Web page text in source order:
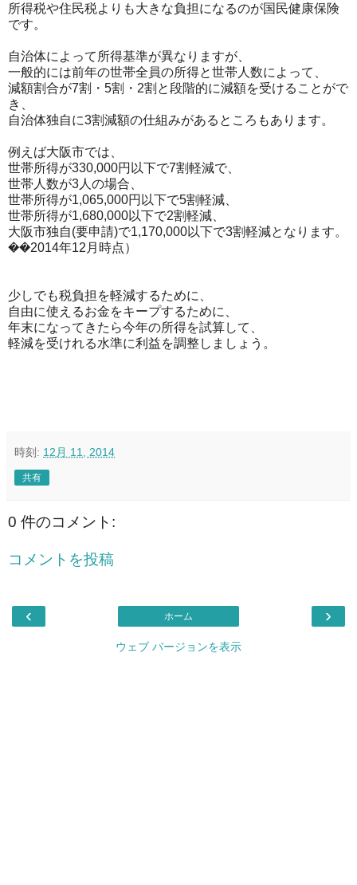
所得税や住民税よりも大きな負担になるのが国民健康保険
です。
自治体によって所得基準が異なりますが、
一般的には前年の世帯全員の所得と世帯人数によって、
減額割合が7割・5割・2割と段階的に減額を受けることがで
き、
自治体独自に3割減額の仕組みがあるところもあります。
例えば大阪市では、
世帯所得が330,000円以下で7割軽減で、
世帯人数が3人の場合、
世帯所得が1,065,000円以下で5割軽減、
世帯所得が1,680,000以下で2割軽減、
大阪市独自(要申請)で1,170,000以下で3割軽減となります。
��2014年12月時点）
少しでも税負担を軽減するために、
自由に使えるお金をキープするために、
年末になってきたら今年の所得を試算して、
軽減を受けれる水準に利益を調整しましょう。
時刻: 12月 11, 2014
共有
0 件のコメント:
コメントを投稿
‹ ›
ホーム
ウェブ バージョンを表示